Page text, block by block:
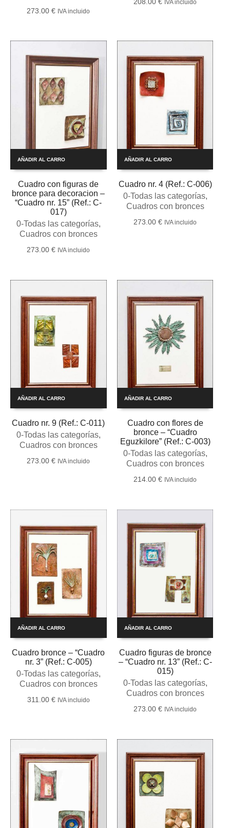
273.00€ IVA incluido
IVA incluido
AÑADIR AL CARRO
Cuadro con figuras de
bronce para decoracion –
“Cuadro nr. 15” (Ref.: C-
017)
0-Todas las categorías,
Cuadros con bronces
273.00€ IVA incluido
AÑADIR AL CARRO
Cuadro nr. 4 (Ref.: C-006)
0-Todas las categorías,
Cuadros con bronces
273.00 € IVA incluido
AÑADIR AL CARRO
Cuadro nr. 9 (Ref.: C-011)
0-Todas las categorías,
Cuadros con bronces
273.00€ IVA incluido
AÑADIR AL CARRO
Cuadro con flores de
bronce – “Cuadro
Eguzkilore” (Ref.: C-003)
0-Todas las categorías,
Cuadros con bronces
214.00 € IVA incluido
AÑADIR AL CARRO
Cuadro bronce – “Cuadro
nr. 3” (Ref.: C-005)
0-Todas las categorías,
Cuadros con bronces
311.00 € IVA incluido
AÑADIR AL CARRO
Cuadro figuras de bronce
– “Cuadro nr. 13” (Ref.: C-
015)
0-Todas las categorías,
Cuadros con bronces
273.00 € IVA incluido